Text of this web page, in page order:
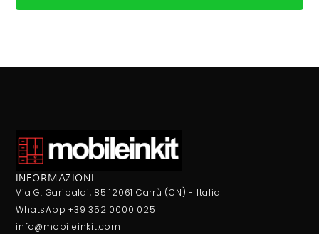
INFORMAZIONI
Via G. Garibaldi, 85 12061 Carrù (CN) - Italia
WhatsApp +39 352 0000 025
info@mobileinkit.com